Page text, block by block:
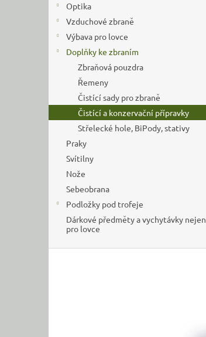
Optika
Vzduchové zbraně
Výbava pro lovce
Doplňky ke zbraním
Zbraňová pouzdra
Řemeny
Čistící sady pro zbraně
Čistící a konzervační přípravky
Střelecké hole, BiPody, stativy
Praky
Svítilny
Nože
Sebeobrana
Podložky pod trofeje
Dárkové předměty a vychytávky nejen
pro lovce